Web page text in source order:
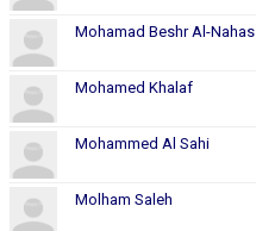
Mohamad Beshr Al-Nahas
Mohamed Khalaf
Mohammed Al Sahi
Molham Saleh